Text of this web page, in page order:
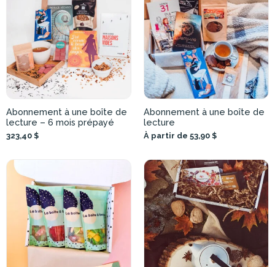
Abonnement à une boîte de
lecture – 6 mois prépayé
323,40 $
Abonnement à une boîte de
lecture
À partir de 53,90 $